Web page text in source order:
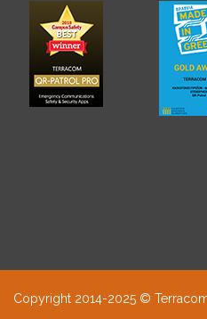
Copyright 2014-2025 © Terracom